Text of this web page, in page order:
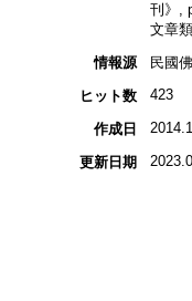
刊》,
文章
情報源
民國
ヒット数
423
作成日
更新日期